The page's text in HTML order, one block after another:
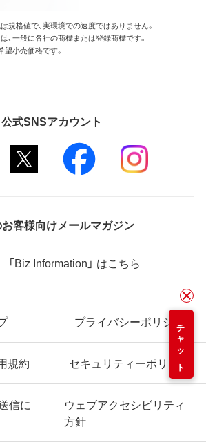
チャット
格値で、実環境での速度ではありません。
一般に各社の商標または登録商標です。
小売価格です。
公式SNSアカウント
客様向けメールマガジン
「Biz Information」 はこちら
プライバシーポリシー
規約 セキュリティーポリシー
信に
ウェブアクセシビリティ
方針